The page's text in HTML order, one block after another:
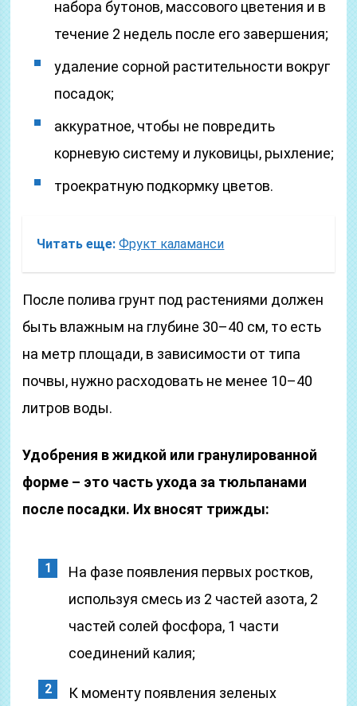
набора бутонов, массового цветения и в
течение 2 недель после его завершения;
удаление сорной растительности вокруг
посадок;
аккуратное, чтобы не повредить
корневую систему и луковицы, рыхление;
троекратную подкормку цветов.
Читать еще: Фрукт каламанси
После полива грунт под растениями должен
быть влажным на глубине 30–40 см, то есть
на метр площади, в зависимости от типа
почвы, нужно расходовать не менее 10–40
литров воды.
Удобрения в жидкой или гранулированной
форме – это часть ухода за тюльпанами
после посадки. Их вносят трижды:
На фазе появления первых ростков,
используя смесь из 2 частей азота, 2
частей солей фосфора, 1 части
соединений калия;
К моменту появления зеленых